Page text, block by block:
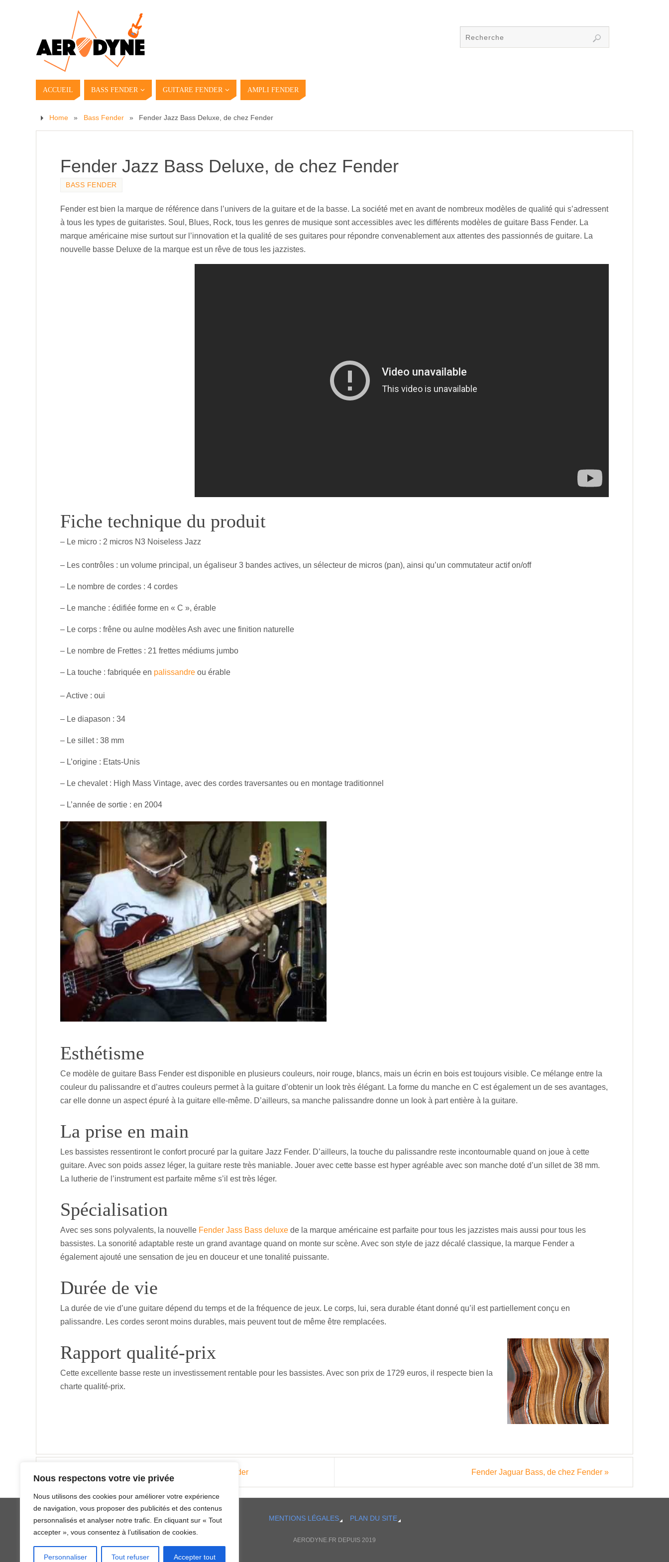
Nous respectons votre vie privée
Nous utilisons des cookies pour améliorer votre expérience
de navigation, vous proposer des publicités et des contenus
personnalisés et analyser notre trafic. En cliquant sur « Tout
accepter », vous consentez à l’utilisation de cookies.
Personnaliser Tout refuser Accepter tout
ACCUEIL BASS FENDER GUITARE FENDER AMPLI FENDER
Home » Bass Fender » Fender Jazz Bass Deluxe, de chez Fender
Fender Jazz Bass Deluxe, de chez Fender
BASS FENDER
Fender est bien la marque de référence dans l’univers de la guitare et de la basse. La société met en avant de nombreux modèles de qualité qui s’adressent
à tous les types de guitaristes. Soul, Blues, Rock, tous les genres de musique sont accessibles avec les différents modèles de guitare Bass Fender. La
marque américaine mise surtout sur l’innovation et la qualité de ses guitares pour répondre convenablement aux attentes des passionnés de guitare. La
nouvelle basse Deluxe de la marque est un rêve de tous les jazzistes.
Fiche technique du produit
– Le micro : 2 micros N3 Noiseless Jazz
– Les contrôles : un volume principal, un égaliseur 3 bandes actives, un sélecteur de micros (pan), ainsi qu’un commutateur actif on/off
– Le nombre de cordes : 4 cordes
– Le manche : édifiée forme en « C », érable
– Le corps : frêne ou aulne modèles Ash avec une finition naturelle
– Le nombre de Frettes : 21 frettes médiums jumbo
– La touche : fabriquée en palissandre ou érable
– Active : oui
– Le diapason : 34
– Le sillet : 38 mm
– L’origine : Etats-Unis
– Le chevalet : High Mass Vintage, avec des cordes traversantes ou en montage traditionnel
– L’année de sortie : en 2004
Esthétisme
Ce modèle de guitare Bass Fender est disponible en plusieurs couleurs, noir rouge, blancs, mais un écrin en bois est toujours visible. Ce mélange entre la
couleur du palissandre et d’autres couleurs permet à la guitare d’obtenir un look très élégant. La forme du manche en C est également un de ses avantages,
car elle donne un aspect épuré à la guitare elle-même. D’ailleurs, sa manche palissandre donne un look à part entière à la guitare.
La prise en main
Les bassistes ressentiront le confort procuré par la guitare Jazz Fender. D’ailleurs, la touche du palissandre reste incontournable quand on joue à cette
guitare. Avec son poids assez léger, la guitare reste très maniable. Jouer avec cette basse est hyper agréable avec son manche doté d’un sillet de 38 mm.
La lutherie de l’instrument est parfaite même s’il est très léger.
Spécialisation
Avec ses sons polyvalents, la nouvelle Fender Jass Bass deluxe de la marque américaine est parfaite pour tous les jazzistes mais aussi pour tous les
bassistes. La sonorité adaptable reste un grand avantage quand on monte sur scène. Avec son style de jazz décalé classique, la marque Fender a
également ajouté une sensation de jeu en douceur et une tonalité puissante.
Durée de vie
La durée de vie d’une guitare dépend du temps et de la fréquence de jeux. Le corps, lui, sera durable étant donné qu’il est partiellement conçu en
palissandre. Les cordes seront moins durables, mais peuvent tout de même être remplacées.
Rapport qualité-prix
Cette excellente basse reste un investissement rentable pour les bassistes. Avec son prix de 1729 euros, il respecte bien la
charte qualité-prix.
Fender aerodyne stratocaster HSS, de chez Fender Fender Jaguar Bass, de chez Fender »
MENTIONS LÉGALES PLAN DU SITE
AERODYNE.FR DEPUIS 2019
Fièrement propulsé parParabola